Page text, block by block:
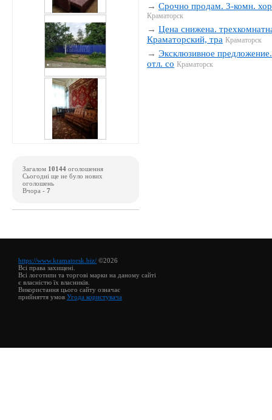
→Срочно продам. 3-комн.
Краматорск
→Цена снижена.
Краматорский, тра Краматорск
→Эксклюзивное
отл. со Краматорск
Загалом 10144 оголошення
Сьогодні ще не було нових
оголошень
Вчора - 7
https://www.kramatorsk.biz/ ©2026
Всі права захищені.
Всі логотипи та торгові марки на даному сайті
є власністю їх власників.
Використання цього сайту означає
прийняття умов Угода користувача